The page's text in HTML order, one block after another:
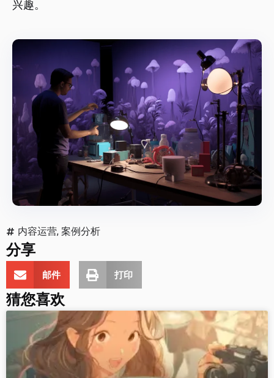
兴趣。
内容运营, 案例分析
分享
邮件 打印
猜您喜欢